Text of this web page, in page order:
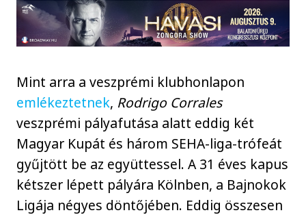
Mint arra a veszprémi klubhonlapon
emlékeztetnek, Rodrigo Corrales
veszprémi pályafutása alatt eddig két
Magyar Kupát és három SEHA-liga-trófeát
gyűjtött be az együttessel. A 31 éves kapus
kétszer lépett pályára Kölnben, a Bajnokok
Ligája négyes döntőjében. Eddig összesen